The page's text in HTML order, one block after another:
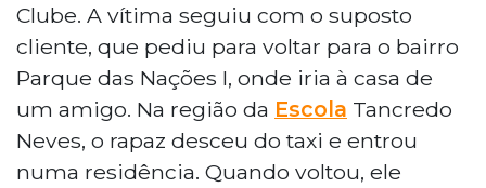
Clube. A vítima seguiu com o suposto
cliente, que pediu para voltar para o bairro
Parque das Nações I, onde iria à casa de
um amigo. Na região da Escola Tancredo
Neves, o rapaz desceu do taxi e entrou
numa residência. Quando voltou, ele